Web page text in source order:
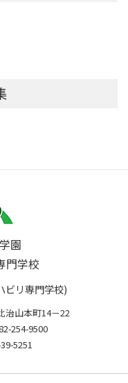
園
門学校
ビリ専門学校)
治山本町14－22
254-9500
5251